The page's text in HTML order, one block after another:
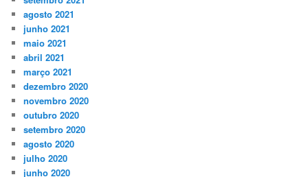
agosto 2021
junho 2021
maio 2021
abril 2021
março 2021
dezembro 2020
novembro 2020
outubro 2020
setembro 2020
agosto 2020
julho 2020
junho 2020